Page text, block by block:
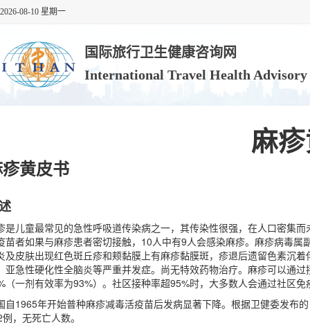
2026-08-10 星期一
国际旅行卫生健康咨询网
International Travel Health
麻
黄皮书
是儿童最常见的急性呼吸道传染病之一，其传染性很强，在人口密集
苗者如果与麻疹患者密切接触，10人中有9人会感染麻疹。麻疹病毒
及皮肤出现红色斑丘疹和颊黏膜上有麻疹黏膜斑，疹退后遗留色素沉
亚急性硬化性全脑炎等严重并发症。尚无特效药物治疗。麻疹可以通
（一剂有效率为93%）。社区接种率超95%时，大多数人会通过社区免
自1965年开始普种麻疹减毒活疫苗后发病显著下降。根据卫健委发布
，无死亡人数。